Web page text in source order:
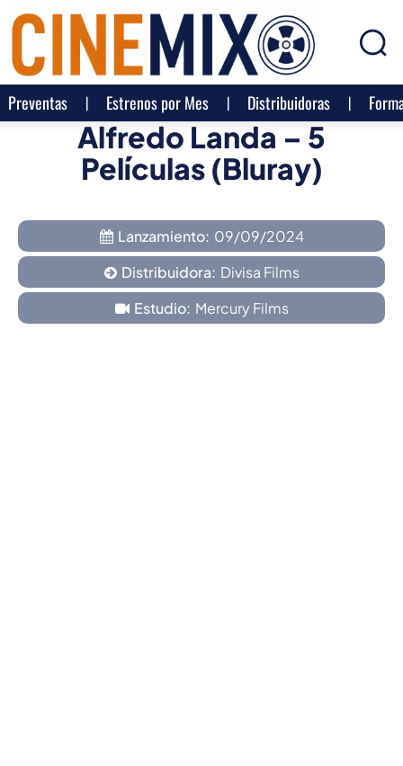
Preventas Estrenos por Mes Distribuidoras
Alfredo Landa – 5
Películas (Bluray)
Lanzamiento: 09/09/2024
Distribuidora: Divisa Films
Estudio: Mercury Films